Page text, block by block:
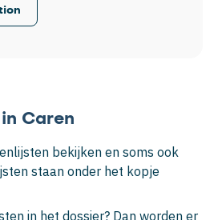
Caren
bekijken en soms ook
staan onder het kopje
in het dossier? Dan worden er